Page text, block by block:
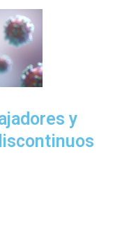
y